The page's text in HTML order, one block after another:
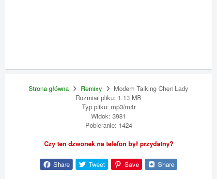
Strona główna Remixy
Modem Talking Cheri Lady
Rozmiar pliku: 1.13 MB
Typ pliku: mp3/m4r
Widok: 3981
Pobieranie: 1424
Czy ten dzwonek na telefon był przydatny?
Share Tweet Save Share